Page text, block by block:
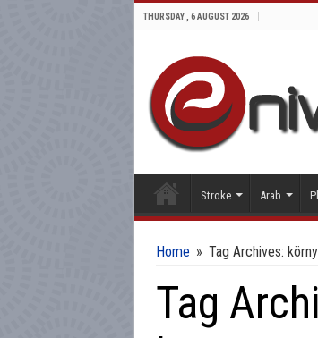
THURSDAY , 6 AUGUST 2026
Stroke Arab
Home » Tag Archives:
Tag